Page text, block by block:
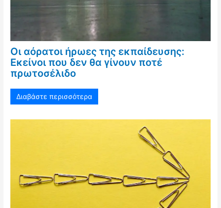
Οι αόρατοι ήρωες της εκπαίδευσης:
Εκείνοι που δεν θα γίνουν ποτέ
πρωτοσέλιδο
Διαβάστε περισσότερα